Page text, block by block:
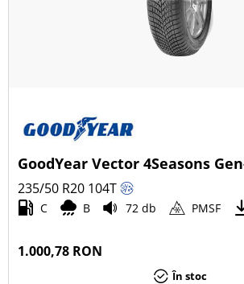
GoodYear Vector 4Seasons
235/50 R20 104T
C B 72 db PMSF
1.000,78 RON
În stoc